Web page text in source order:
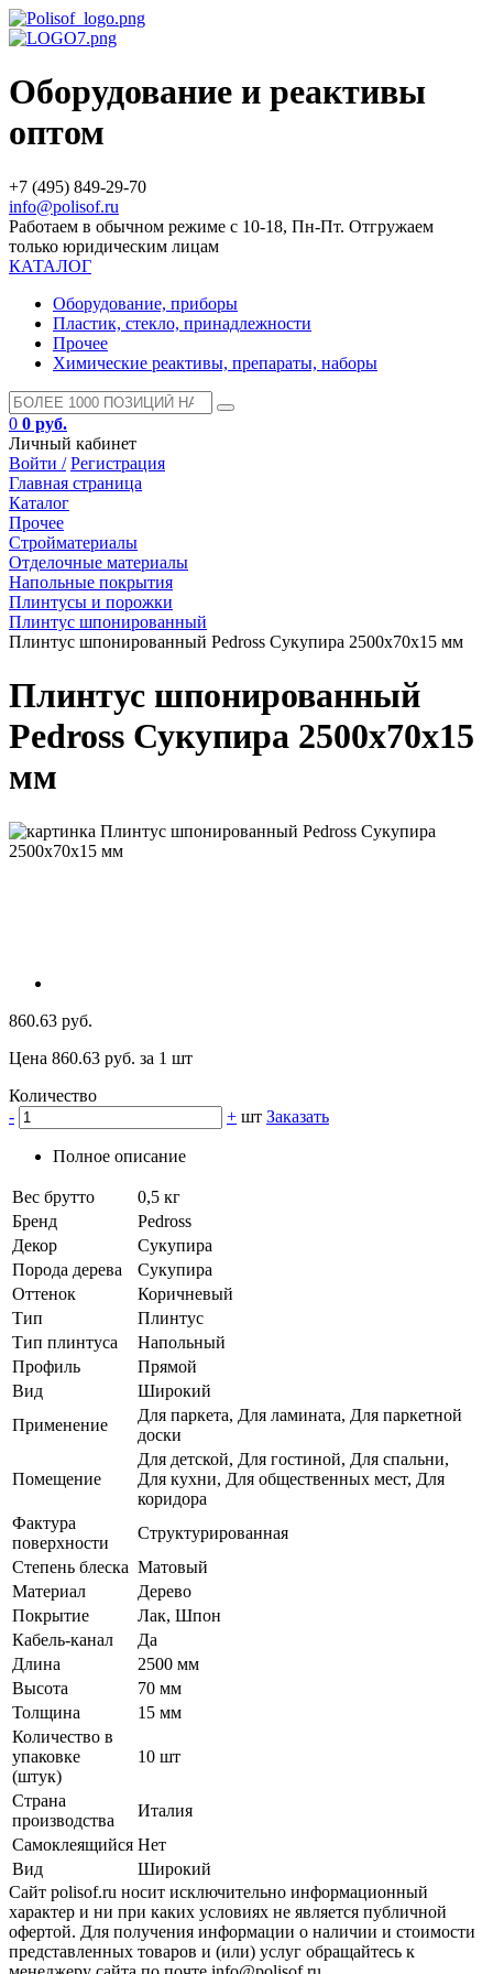
Оборудование и реактивы
оптом
+7 (495) 849-29-70
info@polisof.ru
Работаем в обычном режиме с 10-18, Пн-Пт. Отгружаем
только юридическим лицам
КАТАЛОГ
Оборудование, приборы
Пластик, стекло, принадлежности
Прочее
Химические реактивы, препараты, наборы
0 0 руб.
Личный кабинет
Войти / Регистрация
Главная страница
Каталог
Прочее
Стройматериалы
Отделочные материалы
Напольные покрытия
Плинтусы и порожки
Плинтус шпонированный
Плинтус шпонированный Pedross Сукупира 2500х70х15 мм
Плинтус шпонированный
Pedross Сукупира 2500х70х15
мм
860.63 руб.
Цена 860.63 руб. за 1 шт
Количество
-
+ шт Заказать
Полное описание
Вес брутто
0,5 кг
Бренд
Pedross
Декор
Сукупира
Порода дерева
Сукупира
Оттенок
Коричневый
Тип
Плинтус
Тип плинтуса
Напольный
Профиль
Прямой
Вид
Широкий
Применение
Для паркета, Для ламината, Для паркетной
доски
Помещение
Для детской, Для гостиной, Для спальни,
Для кухни, Для общественных мест, Для
коридора
Фактура
поверхности
Структурированная
Степень блеска Матовый
Материал
Дерево
Покрытие
Лак, Шпон
Кабель-канал
Да
Длина
2500 мм
Высота
70 мм
Толщина
15 мм
Количество в
упаковке
(штук)
10 шт
Страна
производства
Италия
Самоклеящийся Нет
Вид
Широкий
Сайт polisof.ru носит исключительно информационный
характер и ни при каких условиях не является публичной
офертой. Для получения информации о наличии и стоимости
представленных товаров и (или) услуг обращайтесь к